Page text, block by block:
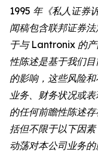
1995 年《私人证券
闻稿包含联邦证券
于与 Lantronix 的
性陈述是基于我们
的影响，这些风险
业务、财务状况或
的任何前瞻性陈述
括但不限于以下因
动荡对本公司业务